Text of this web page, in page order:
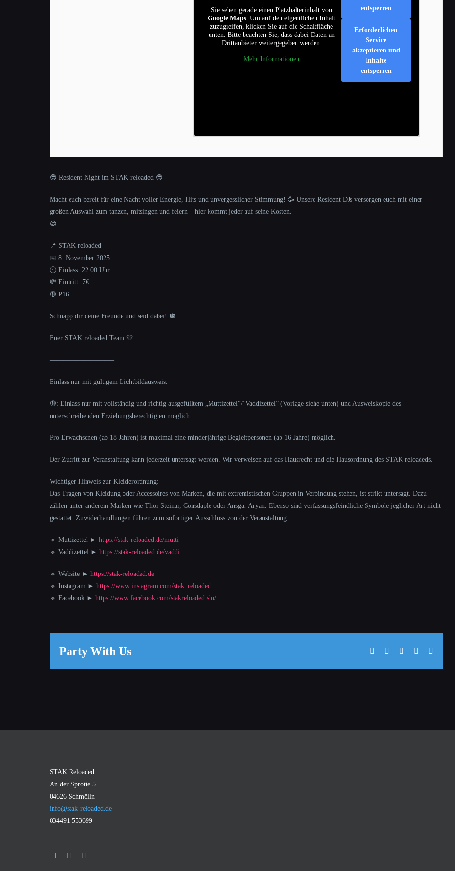
Sie sehen gerade einen Platzhalterinhalt von
Google Maps . Um auf den eigentlichen Inhalt
zuzugreifen, klicken Sie auf die Schaltfläche
unten. Bitte beachten Sie, dass dabei Daten an
Drittanbieter weitergegeben werden.
Mehr Informationen
entsperren
Erforderlichen
Service
akzeptieren und
Inhalte
entsperren
😎 Resident Night im STAK reloaded 😎
Macht euch bereit für eine Nacht voller Energie, Hits und unvergesslicher Stimmung! 🥳 Unsere Resident DJs versorgen euch mit einer
großen Auswahl zum tanzen, mitsingen und feiern – hier kommt jeder auf seine Kosten.
😁
📍 STAK reloaded
📅 8. November 2025
🕙 Einlass: 22:00 Uhr
💸 Eintritt: 7€
🔞 P16
Schnapp dir deine Freunde und seid dabei! 🪩
Euer STAK reloaded Team 💛
—————————–
Einlass nur mit gültigem Lichtbildausweis.
🔞: Einlass nur mit vollständig und richtig ausgefülltem „Muttizettel“/”Vaddizettel” (Vorlage siehe unten) und Ausweiskopie des
unterschreibenden Erziehungsberechtigten möglich.
Pro Erwachsenen (ab 18 Jahren) ist maximal eine minderjährige Begleitpersonen (ab 16 Jahre) möglich.
Der Zutritt zur Veranstaltung kann jederzeit untersagt werden. Wir verweisen auf das Hausrecht und die Hausordnung des STAK reloadeds.
Wichtiger Hinweis zur Kleiderordnung:
Das Tragen von Kleidung oder Accessoires von Marken, die mit extremistischen Gruppen in Verbindung stehen, ist strikt untersagt. Dazu
zählen unter anderem Marken wie Thor Steinar, Consdaple oder Ansgar Aryan. Ebenso sind verfassungsfeindliche Symbole jeglicher Art nicht
gestattet. Zuwiderhandlungen führen zum sofortigen Ausschluss von der Veranstaltung.
🔹 Muttizettel ► https://stak-reloaded.de/mutti
🔹 Vaddizettel ► https://stak-reloaded.de/vaddi
🔹 Website ► https://stak-reloaded.de
🔹 Instagram ► https://www.instagram.com/stak_reloaded
🔹 Facebook ► https://www.facebook.com/stakreloaded.sln/
Party With Us Facebook WhatsApp
Pinterest
STAK Reloaded
An der Sprotte 5
04626 Schmölln
info@stak-reloaded.de
034491 553699